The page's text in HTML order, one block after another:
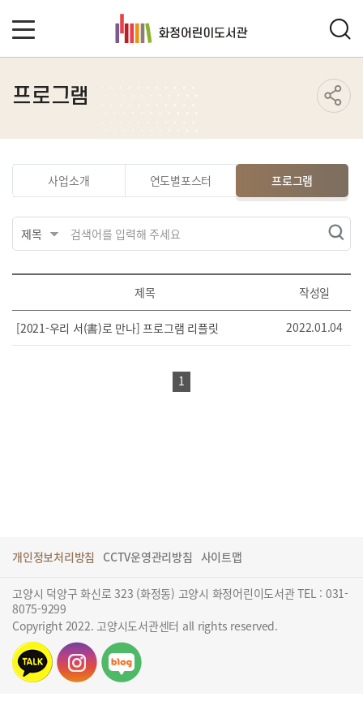
프로그램
사업소개 연도별포스터 프로그램
제목 작성일
[2021-우리 서(書)로 만나] 프로그램 리플릿 2022.01.04
1
개인정보처리방침 CCTV운영관리방침 사이트맵
고양시 덕양구 화신로 323 (화정동) 고양시 화정어린이도서관 TEL : 031-
8075-9299
Copyright 2022. 고양시도서관센터 all rights reserved.